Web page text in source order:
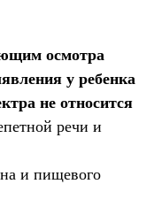
осмотра
у ребенка
не относится
речи и
и пищевого